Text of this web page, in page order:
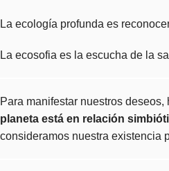
La ecología profunda es
La ecosofia es la escucha de la
Para manifestar nuestros
planeta está en relación
consideramos nuestra existencia